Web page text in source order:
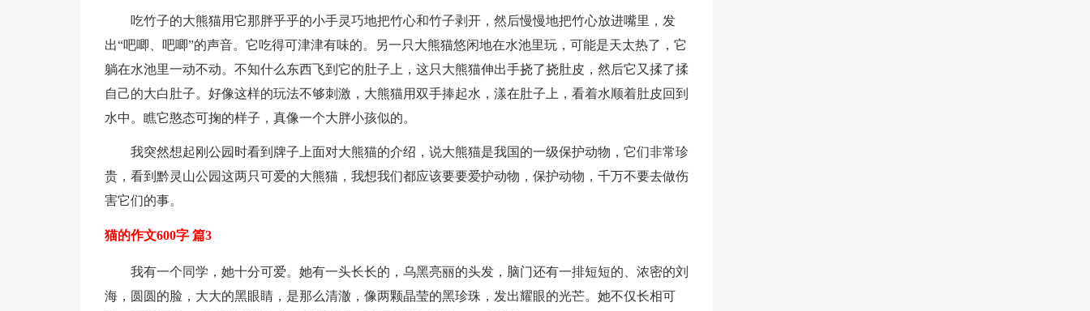
吃竹子的大熊猫用它那胖乎乎的小手灵巧地把竹心和竹子剥开，然后慢慢地把竹心放进嘴里，发
出“吧唧、吧唧”的声音。它吃得可津津有味的。另一只大熊猫悠闲地在水池里玩，可能是天太热了，它
躺在水池里一动不动。不知什么东西飞到它的肚子上，这只大熊猫伸出手挠了挠肚皮，然后它又揉了揉
自己的大白肚子。好像这样的玩法不够刺激，大熊猫用双手捧起水，漾在肚子上，看着水顺着肚皮回到
水中。瞧它憨态可掬的样子，真像一个大胖小孩似的。
我突然想起刚公园时看到牌子上面对大熊猫的介绍，说大熊猫是我国的一级保护动物，它们非常珍
贵，看到黔灵山公园这两只可爱的大熊猫，我想我们都应该要要爱护动物，保护动物，千万不要去做伤
害它们的事。
猫的作文600字 篇3
我有一个同学，她十分可爱。她有一头长长的，乌黑亮丽的头发，脑门还有一排短短的、浓密的刘
海，圆圆的脸，大大的黑眼睛，是那么清澈，像两颗晶莹的黑珍珠，发出耀眼的光芒。她不仅长相可